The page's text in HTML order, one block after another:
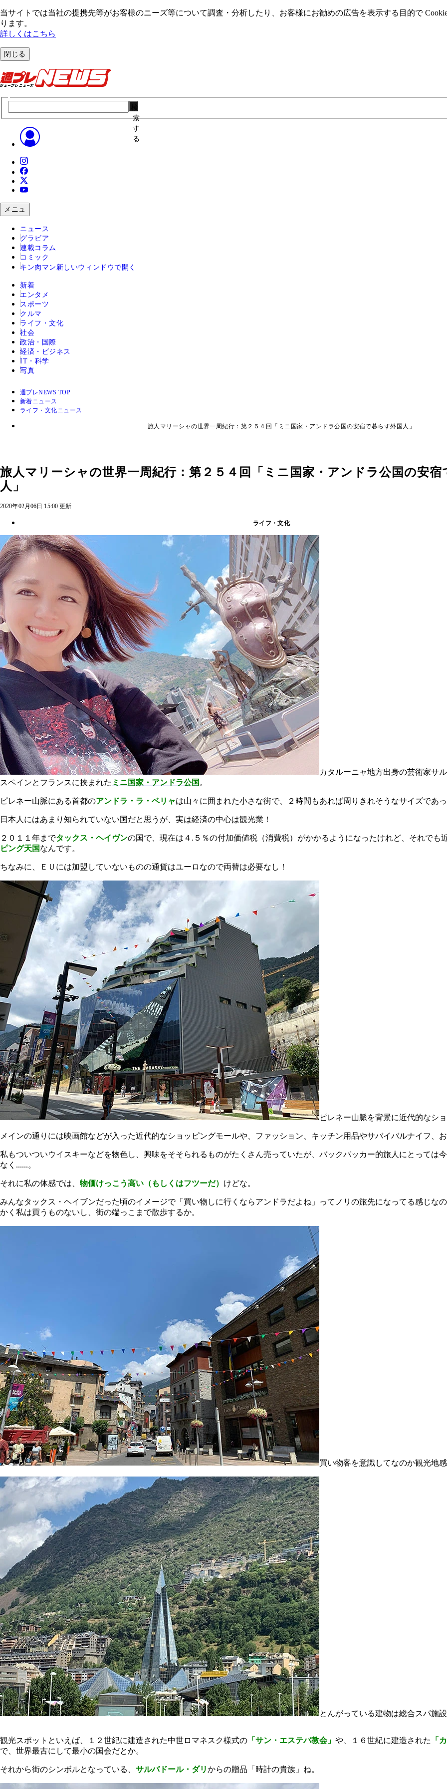
当サイトでは当社の提携先等がお客様のニーズ等について調査・分析したり、お客様にお勧めの広告を表⽰する⽬的で
ります。
詳しくはこちら
閉じる
索
す
る
メニュ
ニュース
グラビア
連載コラム
コミック
キン肉マン 新しいウィンドウで開く
新着
エンタメ
スポーツ
クルマ
ライフ・文化
社会
政治・国際
経済・ビジネス
IT・科学
写真
週プレNEWS TOP
新着ニュース
ライフ・文化ニュース
旅人マリーシャの世界一周紀行：第２５４回「ミニ国家・アンドラ公国の安宿で暮らす外国人」
旅人マリーシャの世界一周紀行：第２５４回「ミニ国家・アンドラ公国の安宿
人」
2020年02月06日 15:00 更新
ライフ・文化
カタルーニャ地方出身の芸術家サ
スペインとフランスに挟まれた ミニ国家・アンドラ公国 。
ピレネー山脈にある首都のアンドラ・ラ・ベリャは山々に囲まれた小さな街で、２時間もあれば周りきれそうなサイズであ
日本人にはあまり知られていない国だと思うが、実は経済の中心は観光業！
２０１１年までタックス・ヘイヴンの国で、現在は４.５％の付加価値税（消費税）がかかるようになったけれど、それでも
ピング天国なんです。
ちなみに、ＥＵには加盟していないものの通貨はユーロなので両替は必要なし！
ピレネー山脈を背景に近代的なシ
メインの通りには映画館などが入った近代的なショッピングモールや、ファッション、キッチン用品やサバイバルナイフ、
私もついついウイスキーなどを物色し、興味をそそられるものがたくさん売っていたが、バックパッカー的旅人にとっては
なく......。
それに私の体感では、 物価けっこう高い（もしくはフツーだ） けどな。
みんなタックス・ヘイブンだった頃のイメージで「買い物しに行くならアンドラだよね」ってノリの旅先になってる感じな
かく私は買うものないし、街の端っこまで散歩するか。
買い物客を意識してなのか観光地
とんがっている建物は総合スパ施設
観光スポットといえば、１２世紀に建造された中世ロマネスク様式の 「サン・エステバ教会」 や、１６世紀に建造された 「
で、世界最古にして最小の国会だとか。
それから街のシンボルとなっている、 サルバドール・ダリからの贈品「時計の貴族」ね。